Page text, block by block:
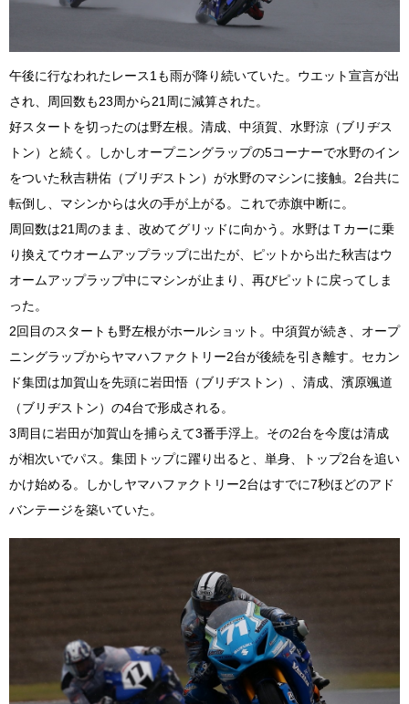
午後に行なわれたレース1も雨が降り続いていた。ウエット宣言が出
され、周回数も23周から21周に減算された。
好スタートを切ったのは野左根。清成、中須賀、水野涼（ブリヂス
トン）と続く。しかしオープニングラップの5コーナーで水野のイン
をついた秋吉耕佑（ブリヂストン）が水野のマシンに接触。2台共に
転倒し、マシンからは火の手が上がる。これで赤旗中断に。
周回数は21周のまま、改めてグリッドに向かう。水野はＴカーに乗
り換えてウオームアップラップに出たが、ピットから出た秋吉はウ
オームアップラップ中にマシンが止まり、再びピットに戻ってしま
った。
2回目のスタートも野左根がホールショット。中須賀が続き、オープ
ニングラップからヤマハファクトリー2台が後続を引き離す。セカン
ド集団は加賀山を先頭に岩田悟（ブリヂストン）、清成、濱原颯道
（ブリヂストン）の4台で形成される。
3周目に岩田が加賀山を捕らえて3番手浮上。その2台を今度は清成
が相次いでパス。集団トップに躍り出ると、単身、トップ2台を追い
かけ始める。しかしヤマハファクトリー2台はすでに7秒ほどのアド
バンテージを築いていた。